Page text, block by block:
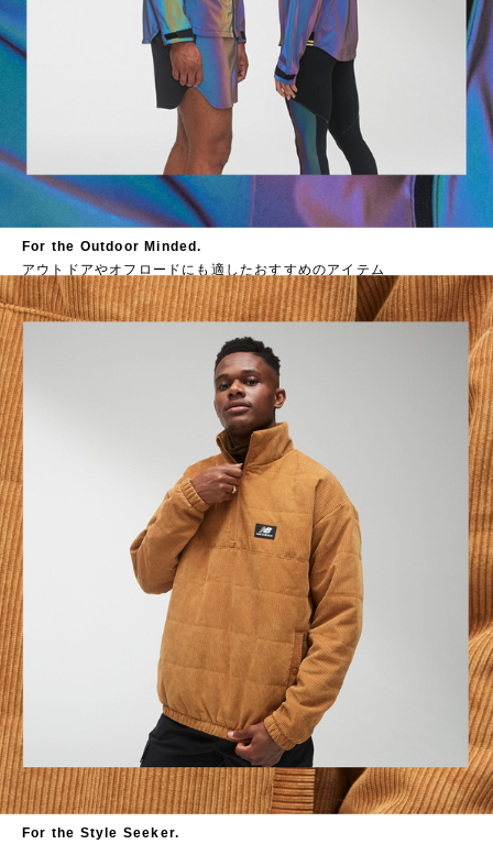
For the Outdoor Minded.
アウトドアやオフロードにも適したおすすめのアイテム
For the Style Seeker.